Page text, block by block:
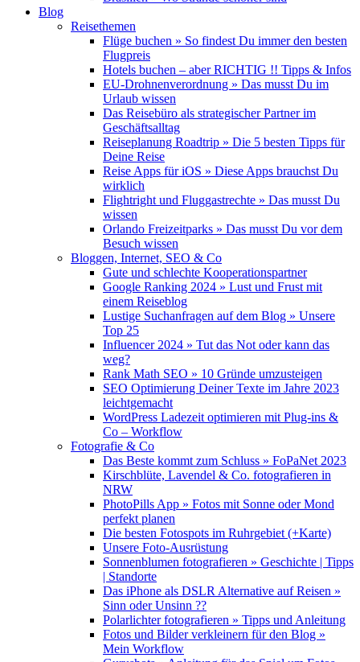
Blog
Reisethemen
Flüge buchen » So findest Du immer den besten
Flugpreis
Hotels buchen – aber RICHTIG !! Tipps & Infos
EU-Drohnenverordnung » Das musst Du im
Urlaub wissen
Das Reisebüro als strategischer Partner im
Geschäftsalltag
Reiseplanung Roadtrip » Die 5 besten Tipps für
Deine Reise
Reise Apps für iOS » Diese Apps brauchst Du
wirklich
Flightright und Fluggastrechte » Das musst Du
wissen
Orlando Freizeitparks » Das musst Du vor dem
Besuch wissen
Bloggen, Internet, SEO & Co
Gute und schlechte Kooperationspartner
Google Ranking 2024 » Lust und Frust mit
einem Reiseblog
Lustige Suchanfragen auf dem Blog » Unsere
Top 25
Influencer 2024 » Tut das Not oder kann das
weg?
Rank Math SEO » 10 Gründe umzusteigen
SEO Optimierung Deiner Texte im Jahre 2023
leichtgemacht
WordPress Ladezeit optimieren mit Plug-ins &
Co – Workflow
Fotografie & Co
Das Beste kommt zum Schluss » FoPaNet 2023
Kirschblüte, Lavendel & Co. fotografieren in
NRW
PhotoPills App » Fotos mit Sonne oder Mond
perfekt planen
Die besten Fotospots im Ruhrgebiet (+Karte)
Unsere Foto-Ausrüstung
Sonnenblumen fotografieren » Geschichte | Tipps
| Standorte
Das iPhone als DSLR Alternative auf Reisen »
Sinn oder Unsinn ??
Polarlichter fotografieren » Tipps und Anleitung
Fotos und Bilder verkleinern für den Blog »
Mein Workflow